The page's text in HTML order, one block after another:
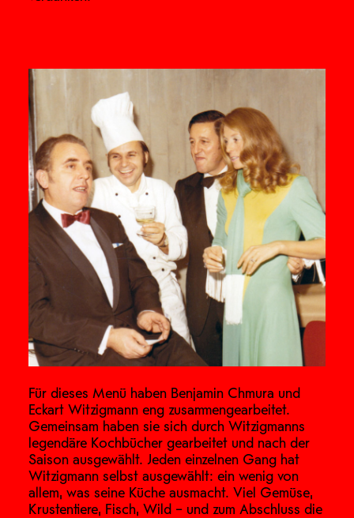
Für dieses Menü haben Benjamin Chmura und
Eckart Witzigmann eng zusammengearbeitet.
Gemeinsam haben sie sich durch Witzigmanns
legendäre Kochbücher gearbeitet und nach der
Saison ausgewählt. Jeden einzelnen Gang hat
Witzigmann selbst ausgewählt: ein wenig von
allem, was seine Küche ausmacht. Viel Gemüse,
Krustentiere, Fisch, Wild – und zum Abschluss die